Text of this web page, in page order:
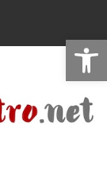
Ouvrir